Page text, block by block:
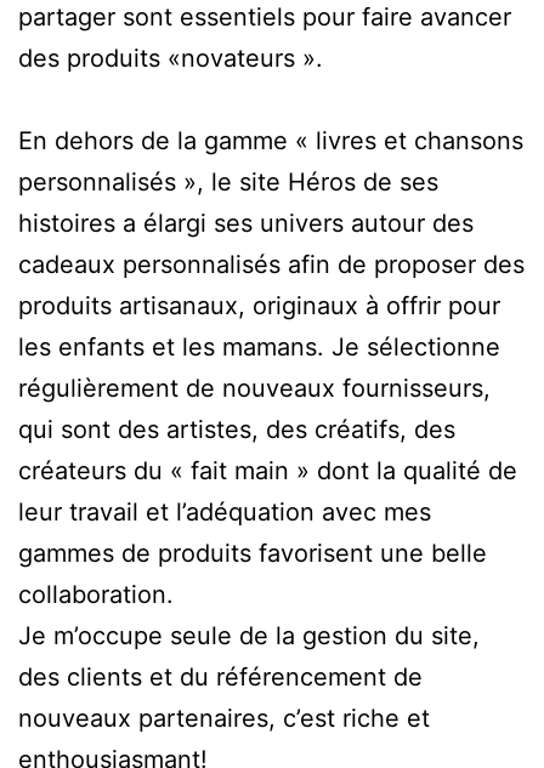
partager sont essentiels pour faire avancer
des produits «novateurs ».
En dehors de la gamme « livres et chansons
personnalisés », le site Héros de ses
histoires a élargi ses univers autour des
cadeaux personnalisés afin de proposer des
produits artisanaux, originaux à offrir pour
les enfants et les mamans. Je sélectionne
régulièrement de nouveaux fournisseurs,
qui sont des artistes, des créatifs, des
créateurs du « fait main » dont la qualité de
leur travail et l’adéquation avec mes
gammes de produits favorisent une belle
collaboration.
Je m’occupe seule de la gestion du site,
des clients et du référencement de
nouveaux partenaires, c’est riche et
enthousiasmant!